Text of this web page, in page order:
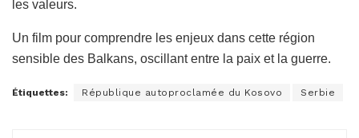
les valeurs.
Un film pour comprendre les enjeux dans cette région
sensible des Balkans, oscillant entre la paix et la guerre.
Étiquettes: République autoproclamée du Kosovo Serbie